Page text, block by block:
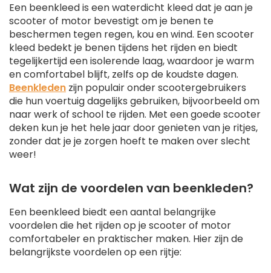
Een beenkleed is een waterdicht kleed dat je aan je
scooter of motor bevestigt om je benen te
beschermen tegen regen, kou en wind. Een scooter
kleed bedekt je benen tijdens het rijden en biedt
tegelijkertijd een isolerende laag, waardoor je warm
en comfortabel blijft, zelfs op de koudste dagen.
Beenkleden zijn populair onder scootergebruikers
die hun voertuig dagelijks gebruiken, bijvoorbeeld om
naar werk of school te rijden. Met een goede scooter
deken kun je het hele jaar door genieten van je ritjes,
zonder dat je je zorgen hoeft te maken over slecht
weer!
Wat zijn de voordelen van beenkleden?
Een beenkleed biedt een aantal belangrijke
voordelen die het rijden op je scooter of motor
comfortabeler en praktischer maken. Hier zijn de
belangrijkste voordelen op een rijtje: